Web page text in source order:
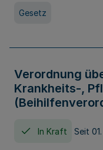
Gesetz
Verordnung
Krankheits-,
In Kraft Seit